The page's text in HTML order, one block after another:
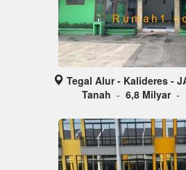
Tegal Alur - Kalideres -
Tanah - 6,8 Milyar -